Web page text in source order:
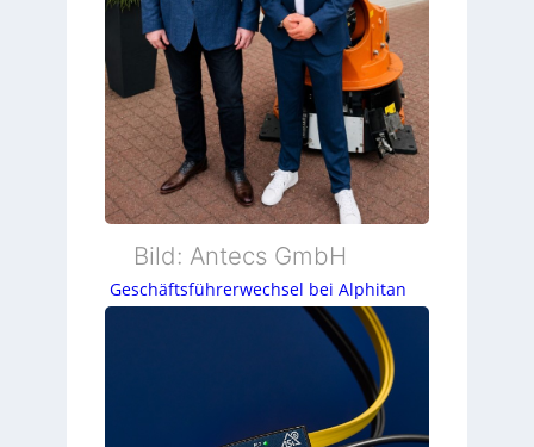
Bild: Antecs GmbH
Geschäftsführerwechsel bei Alphitan